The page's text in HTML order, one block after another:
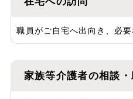
職員がご自宅へ出向き、必要
家族等介護者の相談・